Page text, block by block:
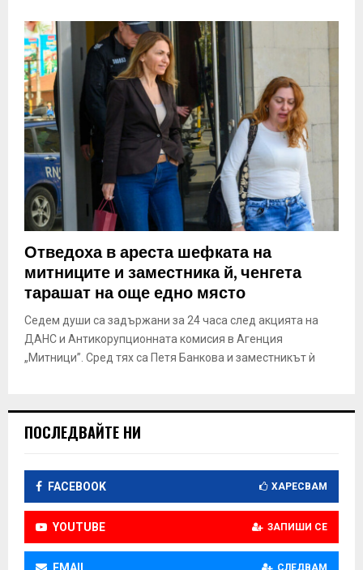
Отведоха в ареста шефката на
митниците и заместника й, ченгета
тарашат на още едно място
Седем души са задържани за 24 часа след акцията на
ДАНС и Антикорупционната комисия в Агенция
„Митници”. Сред тях са Петя Банкова и заместникът ѝ
ПОСЛЕДВАЙТЕ НИ
FACEBOOK ХАРЕСВАМ
YOUTUBE ЗАПИШИ СЕ
EMAIL СЛЕДВАМ